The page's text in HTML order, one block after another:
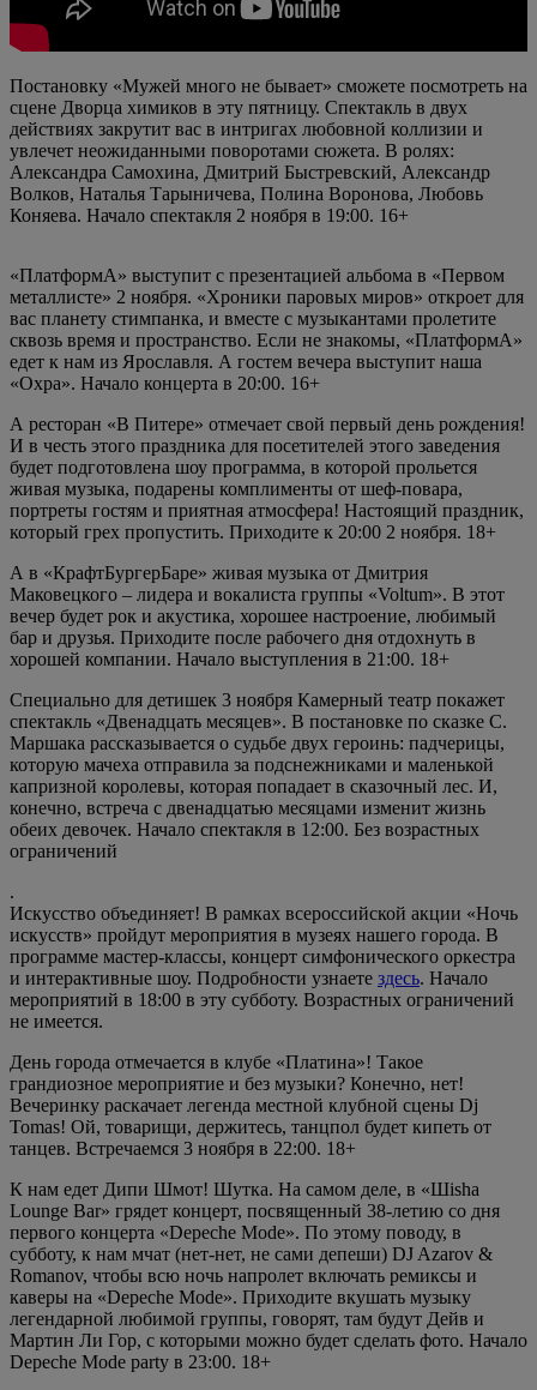
Постановку «Мужей много не бывает» сможете посмотреть на
сцене Дворца химиков в эту пятницу. Спектакль в двух
действиях закрутит вас в интригах любовной коллизии и
увлечет неожиданными поворотами сюжета. В ролях:
Александра Самохина, Дмитрий Быстревский, Александр
Волков, Наталья Тарыничева, Полина Воронова, Любовь
Коняева. Начало спектакля 2 ноября в 19:00. 16+
«ПлатформА» выступит с презентацией альбома в «Первом
металлисте» 2 ноября. «Хроники паровых миров» откроет для
вас планету стимпанка, и вместе с музыкантами пролетите
сквозь время и пространство. Если не знакомы, «ПлатформА»
едет к нам из Ярославля. А гостем вечера выступит наша
«Охра». Начало концерта в 20:00. 16+
А ресторан «В Питере» отмечает свой первый день рождения!
И в честь этого праздника для посетителей этого заведения
будет подготовлена шоу программа, в которой прольется
живая музыка, подарены комплименты от шеф-повара,
портреты гостям и приятная атмосфера! Настоящий праздник,
который грех пропустить. Приходите к 20:00 2 ноября. 18+
А в «КрафтБургерБаре» живая музыка от Дмитрия
Маковецкого – лидера и вокалиста группы «Voltum». В этот
вечер будет рок и акустика, хорошее настроение, любимый
бар и друзья. Приходите после рабочего дня отдохнуть в
хорошей компании. Начало выступления в 21:00. 18+
Специально для детишек 3 ноября Камерный театр покажет
спектакль «Двенадцать месяцев». В постановке по сказке С.
Маршака рассказывается о судьбе двух героинь: падчерицы,
которую мачеха отправила за подснежниками и маленькой
капризной королевы, которая попадает в сказочный лес. И,
конечно, встреча с двенадцатью месяцами изменит жизнь
обеих девочек. Начало спектакля в 12:00. Без возрастных
ограничений
.
Искусство объединяет! В рамках всероссийской акции «Ночь
искусств» пройдут мероприятия в музеях нашего города. В
программе мастер-классы, концерт симфонического оркестра
и интерактивные шоу. Подробности узнаете здесь. Начало
мероприятий в 18:00 в эту субботу. Возрастных ограничений
не имеется.
День города отмечается в клубе «Платина»! Такое
грандиозное мероприятие и без музыки? Конечно, нет!
Вечеринку раскачает легенда местной клубной сцены Dj
Tomas! Ой, товарищи, держитесь, танцпол будет кипеть от
танцев. Встречаемся 3 ноября в 22:00. 18+
К нам едет Дипи Шмот! Шутка. На самом деле, в «Шisha
Lounge Bar» грядет концерт, посвященный 38-летию со дня
первого концерта «Depeche Mode». По этому поводу, в
субботу, к нам мчат (нет-нет, не сами депеши) DJ Azarov &
Romanov, чтобы всю ночь напролет включать ремиксы и
каверы на «Depeche Mode». Приходите вкушать музыку
легендарной любимой группы, говорят, там будут Дейв и
Мартин Ли Гор, с которыми можно будет сделать фото. Начало
Depeche Mode party в 23:00. 18+